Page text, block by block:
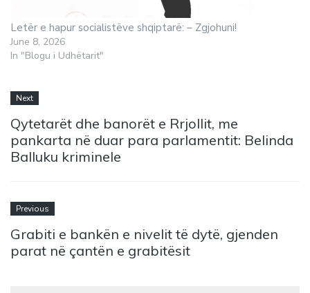
Letër e hapur socialistëve shqiptarë: – Zgjohuni!
June 8, 2026
In "Blogu i Udhëtarit"
Next
Qytetarët dhe banorët e Rrjollit, me
pankarta në duar para parlamentit: Belinda
Balluku kriminele
Previous
Grabiti e bankën e nivelit të dytë, gjenden
parat në çantën e grabitësit